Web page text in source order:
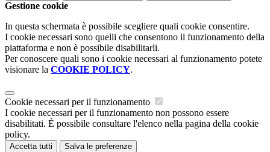
Gestione cookie
In questa schermata è possibile scegliere quali cookie consentire.
I cookie necessari sono quelli che consentono il funzionamento della
piattaforma e non è possibile disabilitarli.
Per conoscere quali sono i cookie necessari al funzionamento potete
visionare la COOKIE POLICY.
Cookie necessari per il funzionamento
I cookie necessari per il funzionamento non possono essere
disabilitati. È possibile consultare l'elenco nella pagina della cookie
policy.
Accetta tutti Salva le preferenze